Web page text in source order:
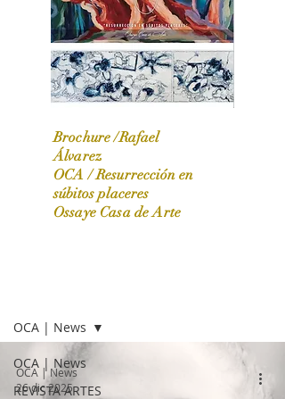
OCA|News 31 / Marzo-Abril / 2024
Brochure /Rafael
Álvarez
OCA /Resurrección en
súbitos placeres
Ossaye Casa de Arte
OCA | News
REVISTA ARTES
OCA | News
OCA | News
26 dic 2025